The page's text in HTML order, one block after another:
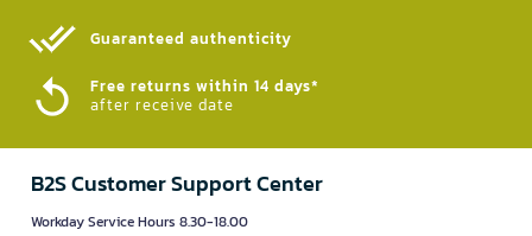
Guaranteed authenticity​
Free returns within 14 days*
after receive date
B2S Customer Support Center
Workday Service Hours 8.30-18.00